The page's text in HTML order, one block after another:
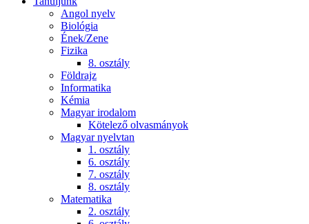
Angol nyelv
Biológia
Ének/Zene
Fizika
8. osztály
Földrajz
Informatika
Kémia
Magyar irodalom
Kötelező olvasmányok
Magyar nyelvtan
1. osztály
6. osztály
7. osztály
8. osztály
Matematika
2. osztály